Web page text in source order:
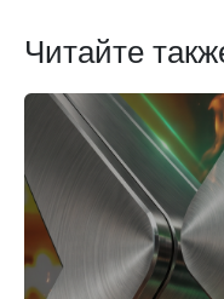
Читайте